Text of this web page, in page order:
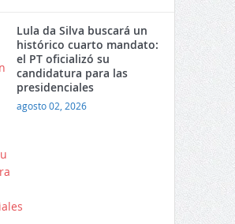
Lula da Silva buscará un
histórico cuarto mandato:
el PT oficializó su
candidatura para las
presidenciales
agosto 02, 2026